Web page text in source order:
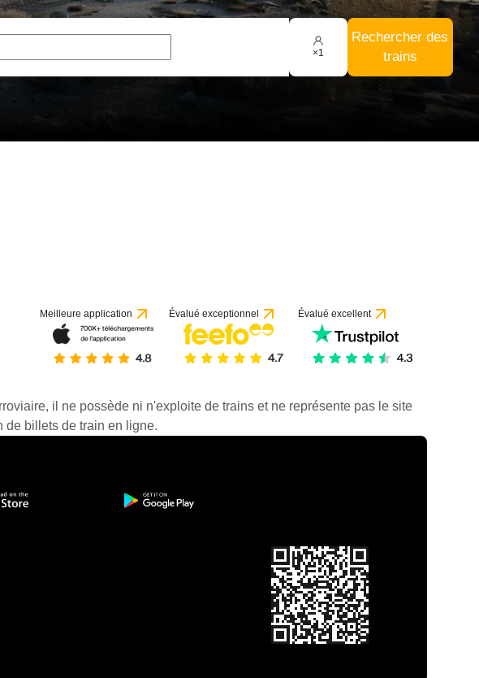
×1
Rechercher des
trains
Meilleure application Évalué exceptionnel Évalué excellent
il ne possède ni n'exploite de trains et ne représente pas le site
de billets de train en ligne.